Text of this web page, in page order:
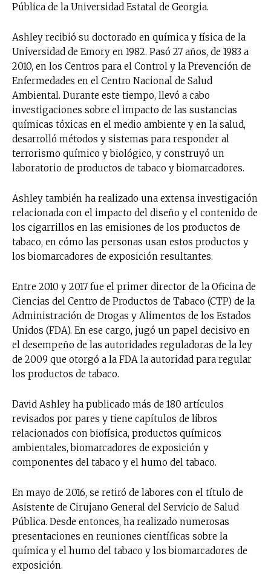
Pública de la Universidad Estatal de Georgia.
Ashley recibió su doctorado en química y física de la
Universidad de Emory en 1982. Pasó 27 años, de 1983 a
2010, en los Centros para el Control y la Prevención de
Enfermedades en el Centro Nacional de Salud
Ambiental. Durante este tiempo, llevó a cabo
investigaciones sobre el impacto de las sustancias
químicas tóxicas en el medio ambiente y en la salud,
desarrolló métodos y sistemas para responder al
terrorismo químico y biológico, y construyó un
laboratorio de productos de tabaco y biomarcadores.
Ashley también ha realizado una extensa investigación
relacionada con el impacto del diseño y el contenido de
los cigarrillos en las emisiones de los productos de
tabaco, en cómo las personas usan estos productos y
los biomarcadores de exposición resultantes.
Entre 2010 y 2017 fue el primer director de la Oficina de
Ciencias del Centro de Productos de Tabaco (CTP) de la
Administración de Drogas y Alimentos de los Estados
Unidos (FDA). En ese cargo, jugó un papel decisivo en
el desempeño de las autoridades reguladoras de la ley
de 2009 que otorgó a la FDA la autoridad para regular
los productos de tabaco.
David Ashley ha publicado más de 180 artículos
revisados ​​por pares y tiene capítulos de libros
relacionados con biofísica, productos químicos
ambientales, biomarcadores de exposición y
componentes del tabaco y el humo del tabaco.
En mayo de 2016, se retiró de labores con el título de
Asistente de Cirujano General del Servicio de Salud
Pública. Desde entonces, ha realizado numerosas
presentaciones en reuniones científicas sobre la
química y el humo del tabaco y los biomarcadores de
exposición.